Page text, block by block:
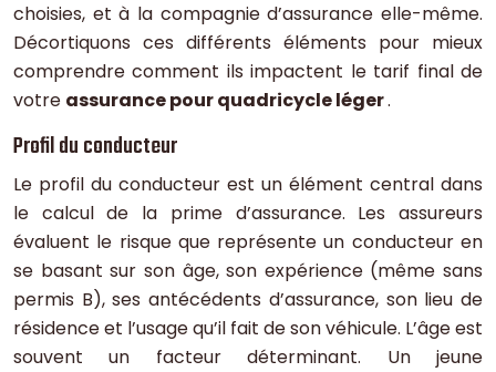
choisies, et à la compagnie d’assurance elle-même.
Décortiquons ces différents éléments pour mieux
comprendre comment ils impactent le tarif final de
votre assurance pour quadricycle léger.
Profil du conducteur
Le profil du conducteur est un élément central dans
le calcul de la prime d’assurance. Les assureurs
évaluent le risque que représente un conducteur en
se basant sur son âge, son expérience (même sans
permis B), ses antécédents d’assurance, son lieu de
résidence et l’usage qu’il fait de son véhicule. L’âge est
souvent un facteur déterminant. Un jeune